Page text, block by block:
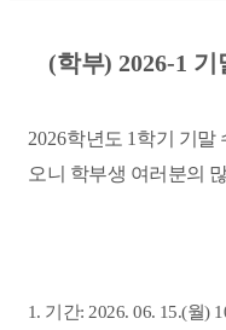
(학부) 2026-1 기
2026학년도 1 학기 기말
오니 학부생 여러분의
1. 기간: 2026. 06. 15.(월)